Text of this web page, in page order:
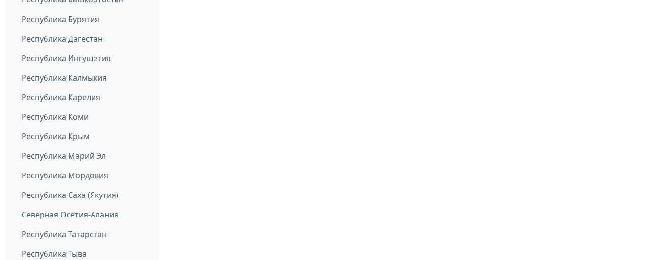
Республика Бурятия
Республика Дагестан
Республика Ингушетия
Республика Калмыкия
Республика Карелия
Республика Коми
Республика Крым
Республика Марий Эл
Республика Мордовия
Республика Саха (Якутия)
Северная Осетия-Алания
Республика Татарстан
Республика Тыва